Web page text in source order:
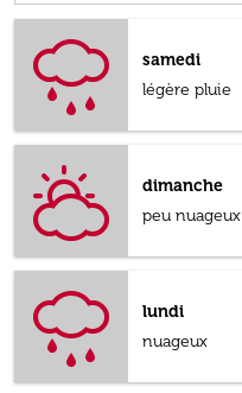
samedi
légère pluie
dimanche
peu nuageux
lundi
nuageux